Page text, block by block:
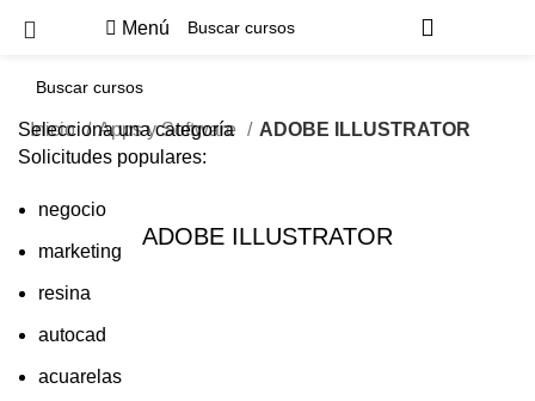
Menú
Inicio Apps y Software ADOBE ILLUSTRATOR
ADOBE ILLUSTRATOR
Selecciona una categoría
Solicitudes populares:
negocio
marketing
resina
autocad
acuarelas